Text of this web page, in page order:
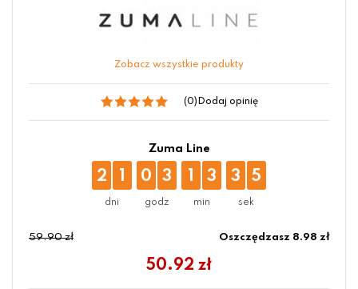
Zobacz wszystkie produkty
(0) Dodaj opinię
Zuma Line
2 1 0 3 1 3 3 4
59.90 zł Oszczędzasz 8.98 zł
50.92 zł